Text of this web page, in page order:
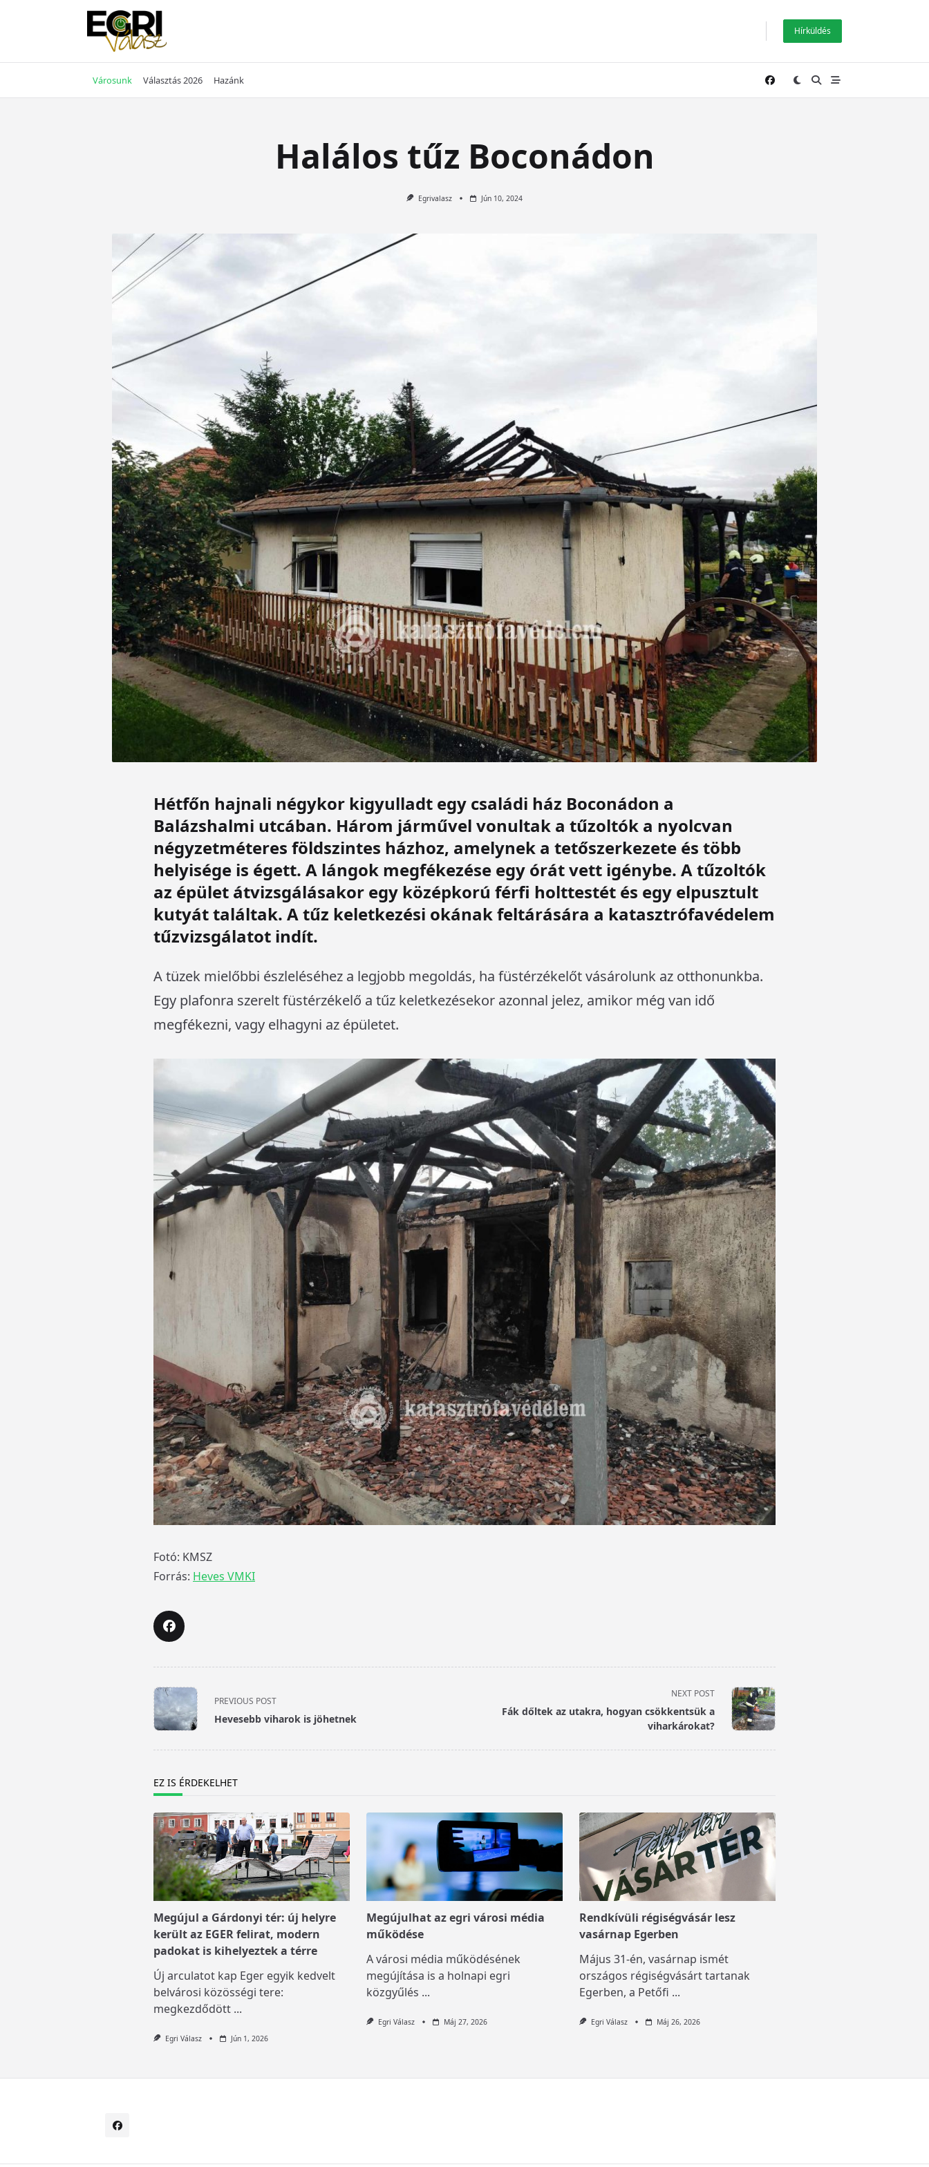
Hírküldés
Városunk Választás 2026 Hazánk
Halálos tűz Boconádon
Egrivalasz Jún 10, 2024
Hétfőn hajnali négykor kigyulladt egy családi ház Boconádon a
Balázshalmi utcában. Három járművel vonultak a tűzoltók a nyolcvan
négyzetméteres földszintes házhoz, amelynek a tetőszerkezete és több
helyisége is égett. A lángok megfékezése egy órát vett igénybe. A tűzoltók
az épület átvizsgálásakor egy középkorú férfi holttestét és egy elpusztult
kutyát találtak. A tűz keletkezési okának feltárására a katasztrófavédelem
tűzvizsgálatot indít.
A tüzek mielőbbi észleléséhez a legjobb megoldás, ha füstérzékelőt vásárolunk az otthonunkba.
Egy plafonra szerelt füstérzékelő a tűz keletkezésekor azonnal jelez, amikor még van idő
megfékezni, vagy elhagyni az épületet.
Fotó: KMSZ
Forrás: Heves VMKI
<span
class="nav-
subtitle
text">Page</span>
PREVIOUS POST
Hevesebb viharok is jöhetnek
NEXT POST
Fák dőltek az utakra, hogyan csökkentsük a
viharkárokat?
EZ IS ÉRDEKELHET
Megújul a Gárdonyi tér: új helyre
került az EGER felirat, modern
padokat is kihelyeztek a térre
Új arculatot kap Eger egyik kedvelt
belvárosi közösségi tere:
megkezdődött ...
Egri Válasz Jún 1, 2026
Megújulhat az egri városi média
működése
A városi média működésének
megújítása is a holnapi egri
közgyűlés ...
Egri Válasz Máj 27, 2026
Rendkívüli régiségvásár lesz
vasárnap Egerben
Május 31-én, vasárnap ismét
országos régiségvásárt tartanak
Egerben, a Petőfi ...
Egri Válasz Máj 26, 2026